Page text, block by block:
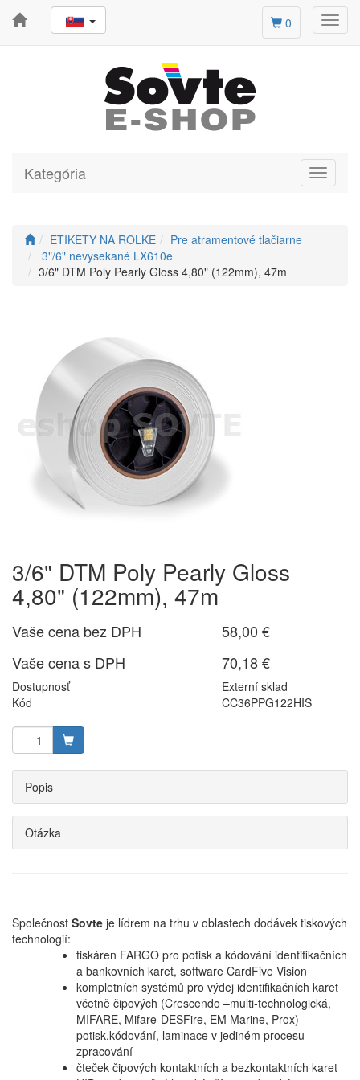
0
Toggle
Kategória
ETIKETY NA ROLKE
Pre atramentové tlačiarne
3"/6" nevysekané LX610e
3/6" DTM Poly Pearly Gloss 4,80" (122mm), 47m
3/6" DTM Poly Pearly Gloss
4,80" (122mm), 47m
Vaše cena bez DPH
58,00 €
Vaše cena s DPH
70,18 €
Dostupnosť
Externí sklad
Kód
CC36PPG122HIS
Popis
Otázka
Společnost Sovte je lídrem na trhu v oblastech dodávek tiskových
technologií:
tiskáren FARGO pro potisk a kódování identifikačních
a bankovních karet, software CardFive Vision
kompletních systémů pro výdej identifikačních karet
včetně čipových (Crescendo –multi-technologická,
MIFARE, Mifare-DESFire, EM Marine, Prox) -
potisk,kódování, laminace v jediném procesu
zpracování
čteček čipových kontaktních a bezkontaktních karet